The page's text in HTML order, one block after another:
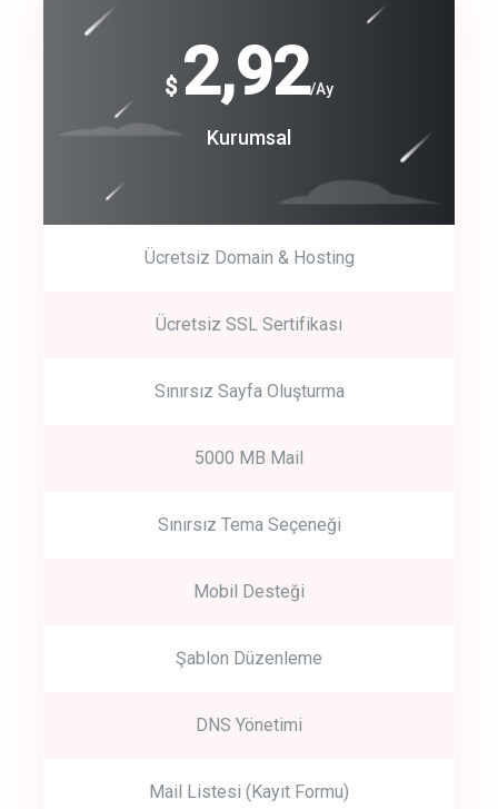
track energy costs
Get Started
Start by trying our service for 30 days free trial no credit card
$ 2,92/Ay
Kurumsal
Ücretsiz Domain & Hosting
Ücretsiz SSL Sertifikası
Sınırsız Sayfa Oluşturma
5000 MB Mail
Sınırsız Tema Seçeneği
Mobil Desteği
Şablon Düzenleme
DNS Yönetimi
Mail Listesi (Kayıt Formu)
$
240
Coroprate